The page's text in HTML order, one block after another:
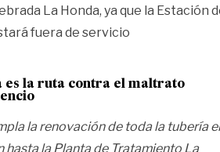
La Honda, ya que la Estación
fuera de servicio
es la ruta contra el maltrato
la renovación de toda la tubería
hasta la Planta de Tratamiento La